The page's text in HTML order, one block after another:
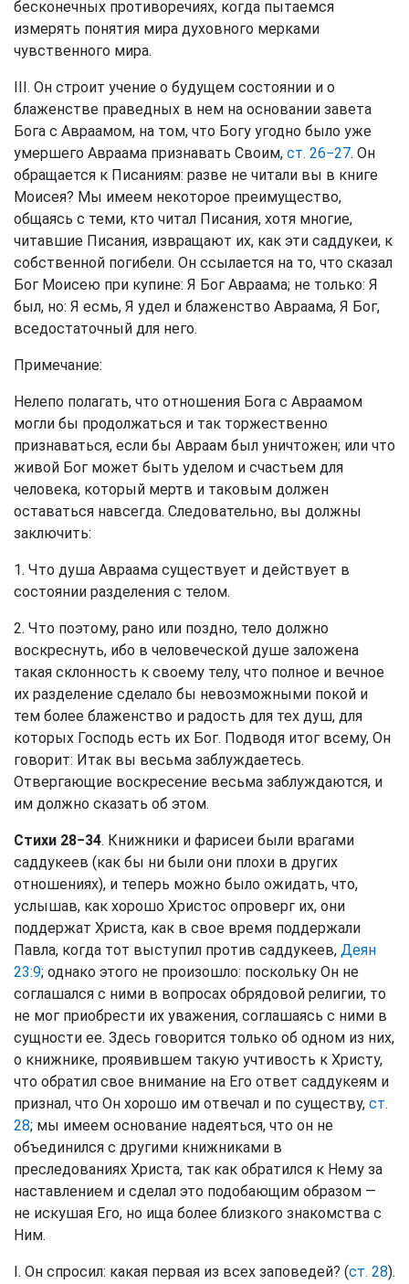
бесконечных противоречиях, когда пытаемся
измерять понятия мира духовного мерками
чувственного мира.
III. Он строит учение о будущем состоянии и о
блаженстве праведных в нем на основании завета
Бога с Авраамом, на том, что Богу угодно было уже
умершего Авраама признавать Своим, ст. 26−27. Он
обращается к Писаниям: разве не читали вы в книге
Моисея? Мы имеем некоторое преимущество,
общаясь с теми, кто читал Писания, хотя многие,
читавшие Писания, извращают их, как эти саддукеи, к
собственной погибели. Он ссылается на то, что сказал
Бог Моисею при купине: Я Бог Авраама; не только: Я
был, но: Я есмь, Я удел и блаженство Авраама, Я Бог,
вседостаточный для него.
Примечание:
Нелепо полагать, что отношения Бога с Авраамом
могли бы продолжаться и так торжественно
признаваться, если бы Авраам был уничтожен; или что
живой Бог может быть уделом и счастьем для
человека, который мертв и таковым должен
оставаться навсегда. Следовательно, вы должны
заключить:
1. Что душа Авраама существует и действует в
состоянии разделения с телом.
2. Что поэтому, рано или поздно, тело должно
воскреснуть, ибо в человеческой душе заложена
такая склонность к своему телу, что полное и вечное
их разделение сделало бы невозможными покой и
тем более блаженство и радость для тех душ, для
которых Господь есть их Бог. Подводя итог всему, Он
говорит: Итак вы весьма заблуждаетесь.
Отвергающие воскресение весьма заблуждаются, и
им должно сказать об этом.
Стихи 28−34. Книжники и фарисеи были врагами
саддукеев (как бы ни были они плохи в других
отношениях), и теперь можно было ожидать, что,
услышав, как хорошо Христос опроверг их, они
поддержат Христа, как в свое время поддержали
Павла, когда тот выступил против саддукеев, Деян
23:9; однако этого не произошло: поскольку Он не
соглашался с ними в вопросах обрядовой религии, то
не мог приобрести их уважения, соглашаясь с ними в
сущности ее. Здесь говорится только об одном из них,
о книжнике, проявившем такую учтивость к Христу,
что обратил свое внимание на Его ответ саддукеям и
признал, что Он хорошо им отвечал и по существу, ст.
28; мы имеем основание надеяться, что он не
объединился с другими книжниками в
преследованиях Христа, так как обратился к Нему за
наставлением и сделал это подобающим образом —
не искушая Его, но ища более близкого знакомства с
Ним.
I. Он спросил: какая первая из всех заповедей? (ст. 28).